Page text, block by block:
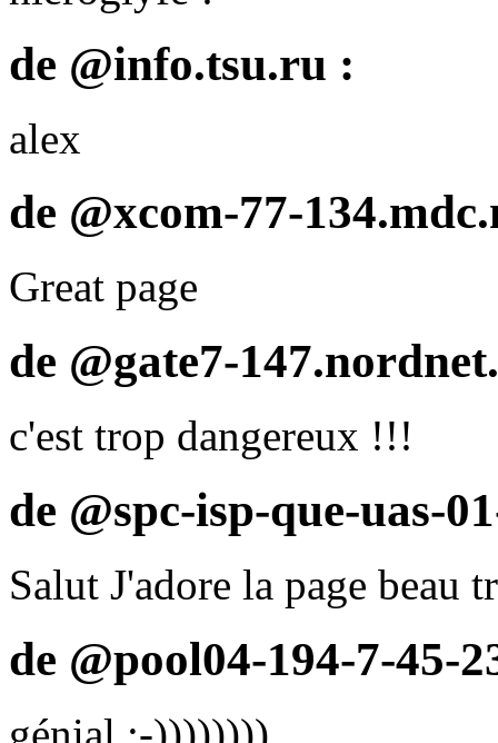
de @info.tsu.ru :
alex
de @xcom-77-
Great page
de @gate7-
c'est trop dangereux !!!
de @spc-isp-que-uas-
Salut J'adore la page beau
de @pool04-194-7-45-
génial :-))))))))